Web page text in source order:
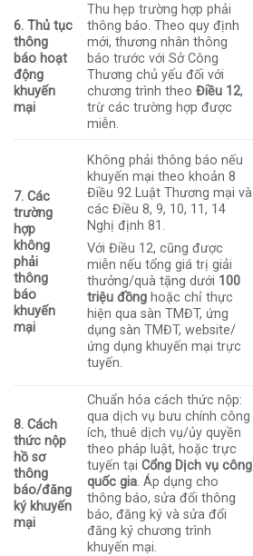
6. Thủ tục
thông
báo hoạt
động
khuyến
mại
Thu hẹp trường hợp phải
thông báo. Theo quy định
mới, thương nhân thông
báo trước với Sở Công
Thương chủ yếu đối với
chương trình theoĐiều 12,
trừ các trường hợp được
miễn.
7. Các
trường
hợp
không
phải
thông
báo
khuyến
mại
Không phải thông báo nếu
khuyến mại theo khoản 8
Điều 92 Luật Thương mại và
các Điều 8, 9, 10, 11, 14
Nghị định 81.
Với Điều 12, cũng được
miễn nếu tổng giá trị giải
thưởng/quà tặng dưới 100
triệu đồng hoặc chỉ thực
hiện qua sàn TMĐT, ứng
dụng sàn TMĐT, website/
ứng dụng khuyến mại trực
tuyến.
8. Cách
thức nộp
hồ sơ
thông
báo/đăng
ký khuyến
mại
Chuẩn hóa cách thức nộp:
qua dịch vụ bưu chính công
ích, thuê dịch vụ/ủy quyền
theo pháp luật, hoặc trực
tuyến tạiCổng Dịch vụ công
quốc gia. Áp dụng cho
thông báo, sửa đổi thông
báo, đăng ký và sửa đổi
đăng ký chương trình
khuyến mại.